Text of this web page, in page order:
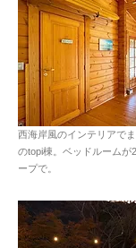
西海岸風のインテリアで
のtopi棟。ベッドルームが
ープで。